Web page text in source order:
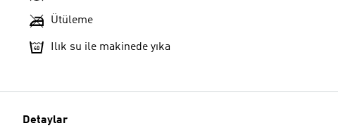
Ütüleme
Ilık su ile makinede yıka
Detaylar